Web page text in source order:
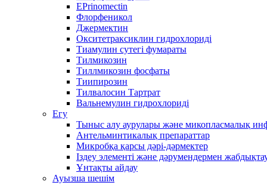
EPrinomectin
Флорфеникол
Джермектин
Окситетраксиклин гидрохлориді
Тиамулин сутегі фумараты
Тилмикозин
Тиллмикозин фосфаты
Тиипирозин
Тилвалосин Тартрат
Вальнемулин гидрохлориді
Егу
Тыныс алу аурулары және микопласмалық
Антельминтикалық препараттар
Микробқа қарсы дәрі-дәрмектер
Іздеу элементі және дәрумендермен
Ұнтақты айдау
Ауызша шешім